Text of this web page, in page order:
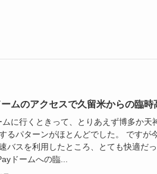
ムのアクセスで久留米からの臨
ムに行くときって、とりあえず博多か天
るパターンがほとんどでした。 ですが
バスを利用したところ、とても快適だ
ドームへの臨...